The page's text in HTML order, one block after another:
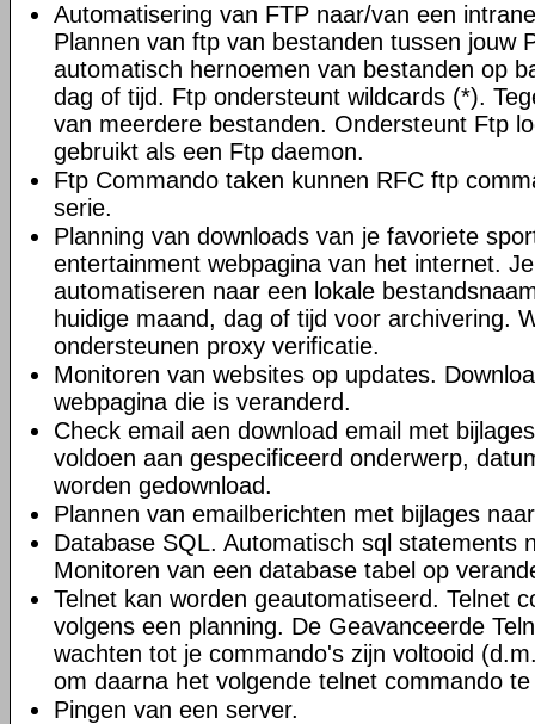
Automatisering van FTP naar/van een
Plannen van ftp van bestanden tussen jouw
automatisch hernoemen van bestanden op
dag of tijd. Ftp ondersteunt wildcards (*).
van meerdere bestanden. Ondersteunt Ftp
gebruikt als een Ftp daemon.
Ftp Commando taken kunnen RFC ftp
serie.
Planning van downloads van je favoriete
entertainment webpagina van het internet.
automatiseren naar een lokale
huidige maand, dag of tijd voor archivering.
ondersteunen proxy verificatie.
Monitoren van websites op updates.
webpagina die is veranderd.
Check email aen download email met
voldoen aan gespecificeerd onderwerp,
worden gedownload.
Plannen van emailberichten met bijlages
Database SQL. Automatisch sql statements
Monitoren van een database tabel op
Telnet kan worden geautomatiseerd. Telnet
volgens een planning. De Geavanceerde
wachten tot je commando's zijn voltooid
om daarna het volgende telnet commando
Pingen van een server.